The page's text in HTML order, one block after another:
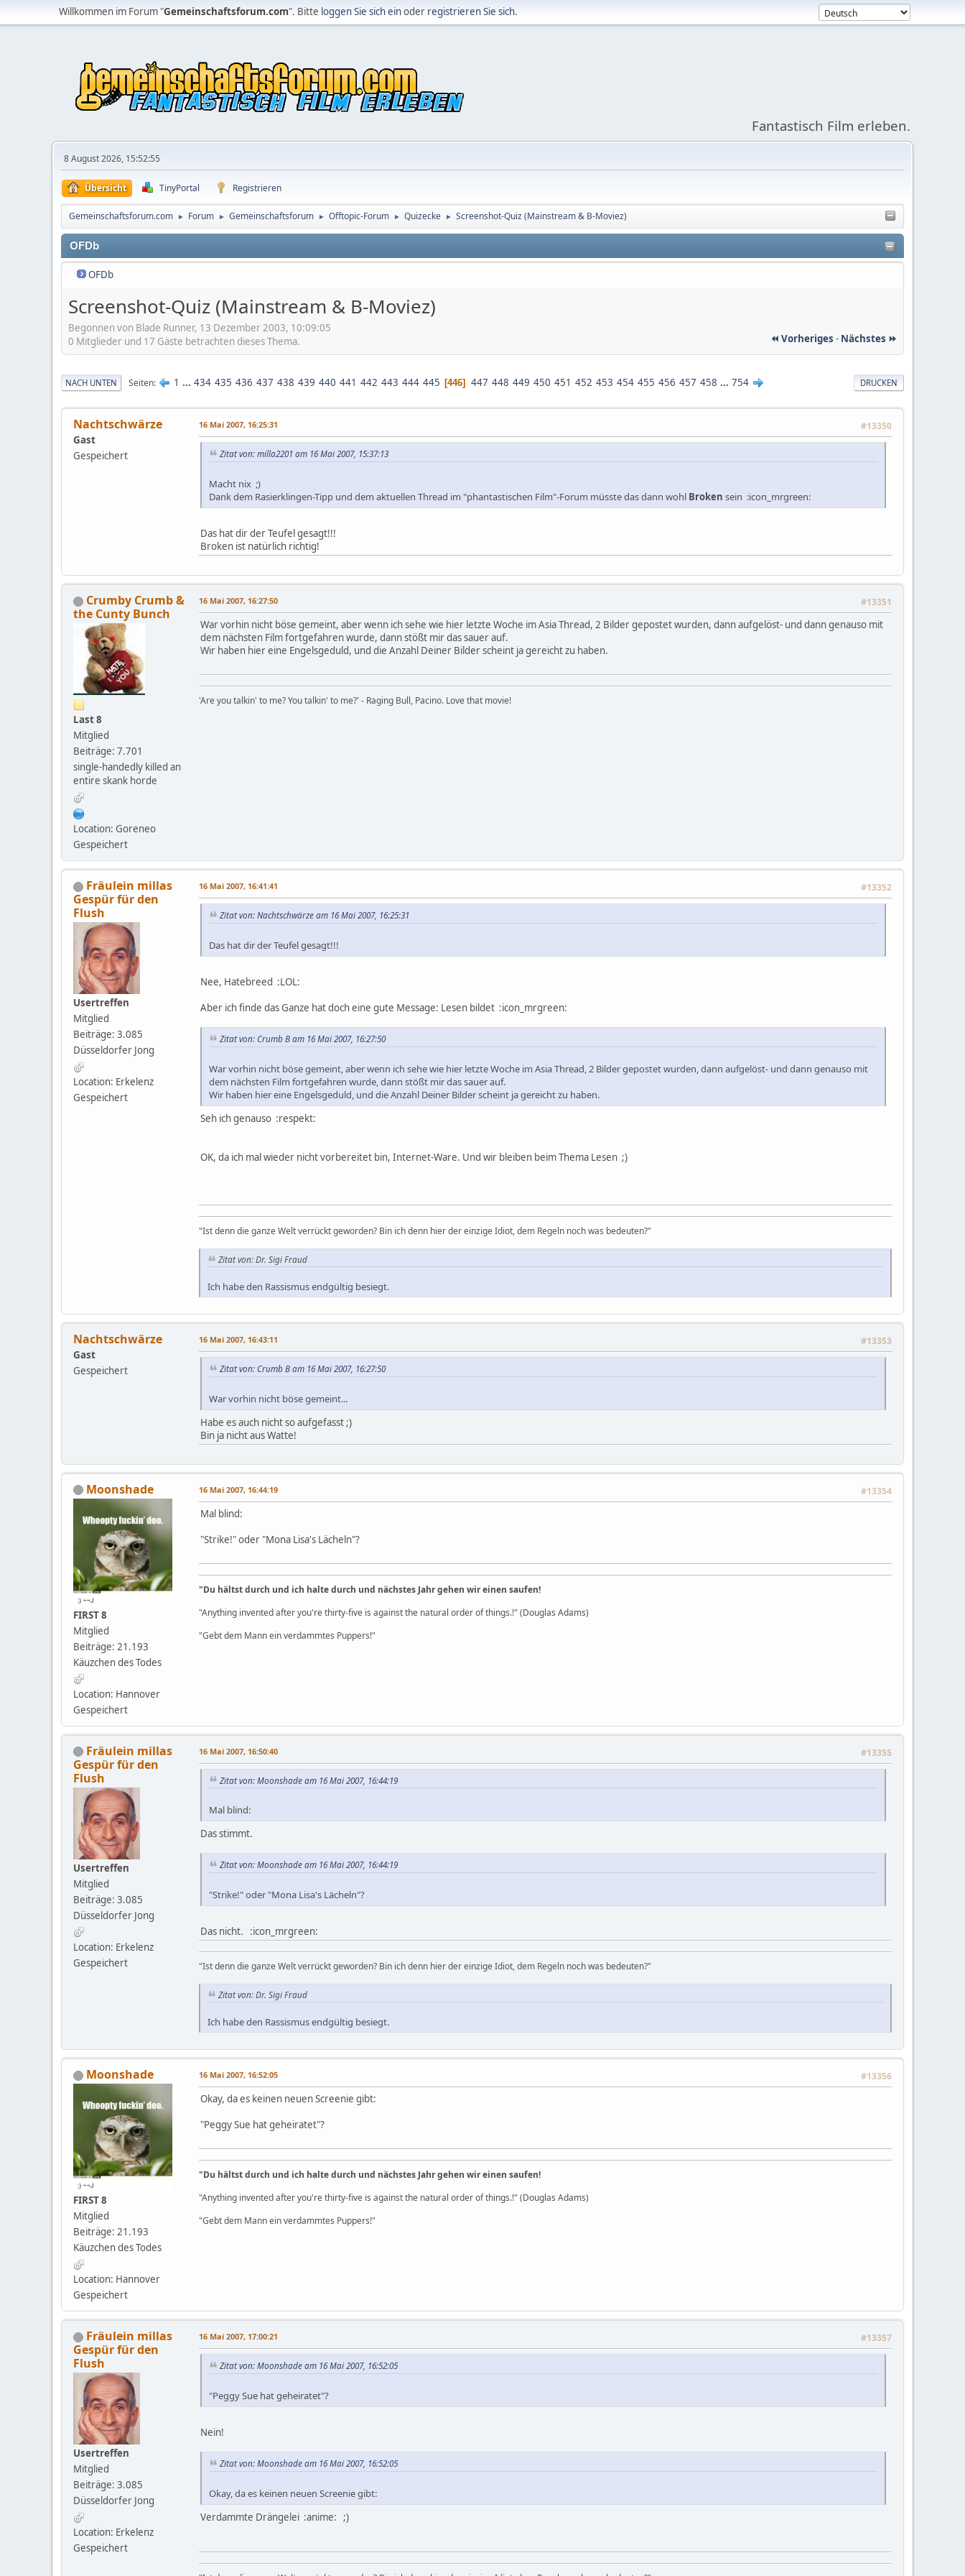
Willkommen im Forum "Gemeinschaftsforum.com". Bitte loggen Sie sich einoder registrieren Sie sich.
Fantastisch Film erleben.
8 August 2026, 15:52:55
Übersicht TinyPortal Registrieren
Gemeinschaftsforum.com ► Forum ► Gemeinschaftsforum ► Offtopic-Forum ► Quizecke ► Screenshot-Quiz (Mainstream & B-Moviez)
OFDb
OFDb
Screenshot-Quiz (Mainstream & B-Moviez)
Begonnen von Blade Runner, 13 Dezember 2003, 10:09:05
⏪ Vorheriges - Nächstes ⏩
0 Mitglieder und 17 Gäste betrachten dieses Thema.
DRUCKEN
NACH UNTEN Seiten 1 ... 434 435 436 437 438 439 440 441 442 443 444 445 446 447 448 449 450 451 452 453 454 455 456 457 458 ... 754
Nachtschwärze
Gast
Gespeichert
16 Mai 2007, 16:25:31 #13350
Zitat von: milla2201 am 16 Mai 2007, 15:37:13
Macht nix ;)
Dank dem Rasierklingen-Tipp und dem aktuellen Thread im "phantastischen Film"-Forum müsste das dann wohl Broken sein :icon_mrgreen:
Das hat dir der Teufel gesagt!!!
Broken ist natürlich richtig!
Crumby Crumb &
the Cunty Bunch
Last 8
Mitglied
Beiträge: 7.701
single-handedly killed an
entire skank horde
Location: Goreneo
Gespeichert
16 Mai 2007, 16:27:50 #13351
War vorhin nicht böse gemeint, aber wenn ich sehe wie hier letzte Woche im Asia Thread, 2 Bilder gepostet wurden, dann aufgelöst- und dann genauso mit
dem nächsten Film fortgefahren wurde, dann stößt mir das sauer auf.
Wir haben hier eine Engelsgeduld, und die Anzahl Deiner Bilder scheint ja gereicht zu haben.
'Are you talkin' to me? You talkin' to me?' - Raging Bull, Pacino. Love that movie!
Fräulein millas
Gespür für den
Flush
Usertreffen
Mitglied
Beiträge: 3.085
Düsseldorfer Jong
Location: Erkelenz
Gespeichert
16 Mai 2007, 16:41:41 #13352
Zitat von: Nachtschwärze am 16 Mai 2007, 16:25:31
Das hat dir der Teufel gesagt!!!
Nee, Hatebreed :LOL:
Aber ich finde das Ganze hat doch eine gute Message: Lesen bildet :icon_mrgreen:
Zitat von: Crumb B am 16 Mai 2007, 16:27:50
War vorhin nicht böse gemeint, aber wenn ich sehe wie hier letzte Woche im Asia Thread, 2 Bilder gepostet wurden, dann aufgelöst- und dann genauso mit
dem nächsten Film fortgefahren wurde, dann stößt mir das sauer auf.
Wir haben hier eine Engelsgeduld, und die Anzahl Deiner Bilder scheint ja gereicht zu haben.
Seh ich genauso :respekt:
OK, da ich mal wieder nicht vorbereitet bin, Internet-Ware. Und wir bleiben beim Thema Lesen ;)
"Ist denn die ganze Welt verrückt geworden? Bin ich denn hier der einzige Idiot, dem Regeln noch was bedeuten?"
Zitat von: Dr. Sigi Fraud
Ich habe den Rassismus endgültig besiegt.
Nachtschwärze
Gast
Gespeichert
16 Mai 2007, 16:43:11 #13353
Zitat von: Crumb B am 16 Mai 2007, 16:27:50
War vorhin nicht böse gemeint...
Habe es auch nicht so aufgefasst ;)
Bin ja nicht aus Watte!
Moonshade
FIRST 8
Mitglied
Beiträge: 21.193
Käuzchen des Todes
Location: Hannover
Gespeichert
16 Mai 2007, 16:44:19 #13354
Mal blind:
"Strike!" oder "Mona Lisa's Lächeln"?
"Du hältst durch und ich halte durch und nächstes Jahr gehen wir einen saufen!
"Anything invented after you're thirty-five is against the natural order of things.!" (Douglas Adams)
"Gebt dem Mann ein verdammtes Puppers!"
Fräulein millas
Gespür für den
Flush
Usertreffen
Mitglied
Beiträge: 3.085
Düsseldorfer Jong
Location: Erkelenz
Gespeichert
16 Mai 2007, 16:50:40 #13355
Zitat von: Moonshade am 16 Mai 2007, 16:44:19
Mal blind:
Das stimmt.
Zitat von: Moonshade am 16 Mai 2007, 16:44:19
"Strike!" oder "Mona Lisa's Lächeln"?
Das nicht. :icon_mrgreen:
"Ist denn die ganze Welt verrückt geworden? Bin ich denn hier der einzige Idiot, dem Regeln noch was bedeuten?"
Zitat von: Dr. Sigi Fraud
Ich habe den Rassismus endgültig besiegt.
Moonshade
FIRST 8
Mitglied
Beiträge: 21.193
Käuzchen des Todes
Location: Hannover
Gespeichert
16 Mai 2007, 16:52:05 #13356
Okay, da es keinen neuen Screenie gibt:
"Peggy Sue hat geheiratet"?
"Du hältst durch und ich halte durch und nächstes Jahr gehen wir einen saufen!
"Anything invented after you're thirty-five is against the natural order of things.!" (Douglas Adams)
"Gebt dem Mann ein verdammtes Puppers!"
Fräulein millas
Gespür für den
Flush
Usertreffen
Mitglied
Beiträge: 3.085
Düsseldorfer Jong
Location: Erkelenz
Gespeichert
16 Mai 2007, 17:00:21 #13357
Zitat von: Moonshade am 16 Mai 2007, 16:52:05
"Peggy Sue hat geheiratet"?
Nein!
Zitat von: Moonshade am 16 Mai 2007, 16:52:05
Okay, da es keinen neuen Screenie gibt:
Verdammte Drängelei :anime: ;)